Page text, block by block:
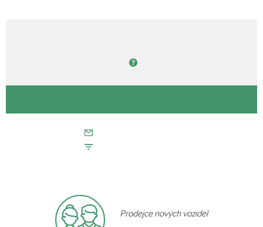
Prodejce nových vozidel